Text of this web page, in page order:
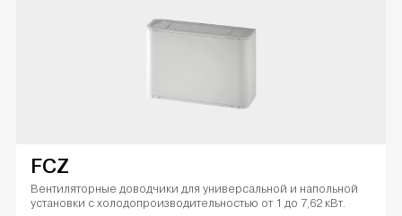
FCZ
Вентиляторные доводчики для универсальной и напольной
установки с холодопроизводительностью от 1 до 7,62 кВт.